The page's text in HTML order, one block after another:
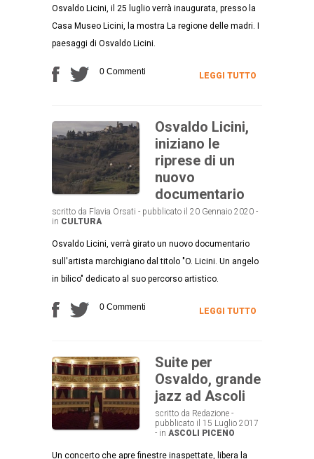
Osvaldo Licini, il 25 luglio verrà inaugurata, presso la
Casa Museo Licini, la mostra La regione delle madri. I
paesaggi di Osvaldo Licini.
0 Commenti LEGGI TUTTO
Osvaldo Licini,
iniziano le
riprese di un
nuovo
documentario
scritto da Flavia Orsati - pubblicato il 20 Gennaio 2020 -
in CULTURA
Osvaldo Licini, verrà girato un nuovo documentario
sull'artista marchigiano dal titolo "O. Licini. Un angelo
in bilico" dedicato al suo percorso artistico.
0 Commenti LEGGI TUTTO
Suite per
Osvaldo, grande
jazz ad Ascoli
scritto da Redazione -
pubblicato il 15 Luglio 2017
- in ASCOLI PICENO
Un concerto che apre finestre inaspettate, libera la